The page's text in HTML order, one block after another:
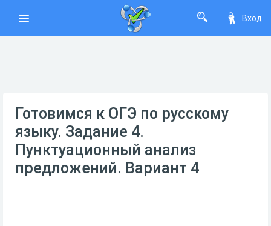
Вход
Готовимся к ОГЭ по русскому
языку. Задание 4.
Пунктуационный анализ
предложений. Вариант 4